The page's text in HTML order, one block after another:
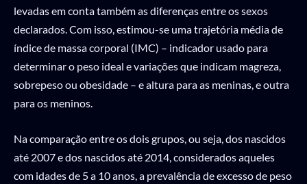
levadas em conta também as diferenças entre os sexos
declarados. Com isso, estimou-se uma trajetória média de
índice de massa corporal (IMC) – indicador usado para
determinar o peso ideal e variações que indicam magreza,
sobrepeso ou obesidade – e altura para as meninas, e outra
para os meninos.
Na comparação entre os dois grupos, ou seja, dos nascidos
até 2007 e dos nascidos até 2014, considerados aqueles
com idades de 5 a 10 anos, a prevalência de excesso de peso